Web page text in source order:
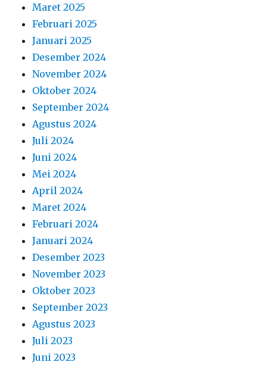
Maret 2025
Februari 2025
Januari 2025
Desember 2024
November 2024
Oktober 2024
September 2024
Agustus 2024
Juli 2024
Juni 2024
Mei 2024
April 2024
Maret 2024
Februari 2024
Januari 2024
Desember 2023
November 2023
Oktober 2023
September 2023
Agustus 2023
Juli 2023
Juni 2023